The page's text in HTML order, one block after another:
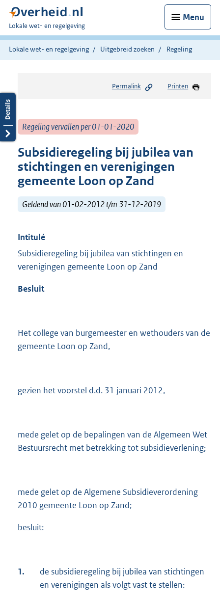
Menu
U
bent
hier:
Lokale wet- en regelgeving
Lokale wet- en regelgeving Uitgebreid zoeken Regeling
Permalink Printen
Regeling vervallen per 01-01-2020
Subsidieregeling bij jubilea van
stichtingen en verenigingen
gemeente Loon op Zand
Geldend van 01-02-2012 t/m 31-12-2019
Intitulé
Subsidieregeling bij jubilea van stichtingen en
verenigingen gemeente Loon op Zand
Besluit
Het college van burgemeester en wethouders van de
gemeente Loon op Zand,
gezien het voorstel d.d. 31 januari 2012,
mede gelet op de bepalingen van de Algemeen Wet
Bestuursrecht met betrekking tot subsidieverlening;
mede gelet op de Algemene Subsidieverordening
2010 gemeente Loon op Zand;
besluit:
1.
de subsidieregeling bij jubilea van stichtingen
en verenigingen als volgt vast te stellen: